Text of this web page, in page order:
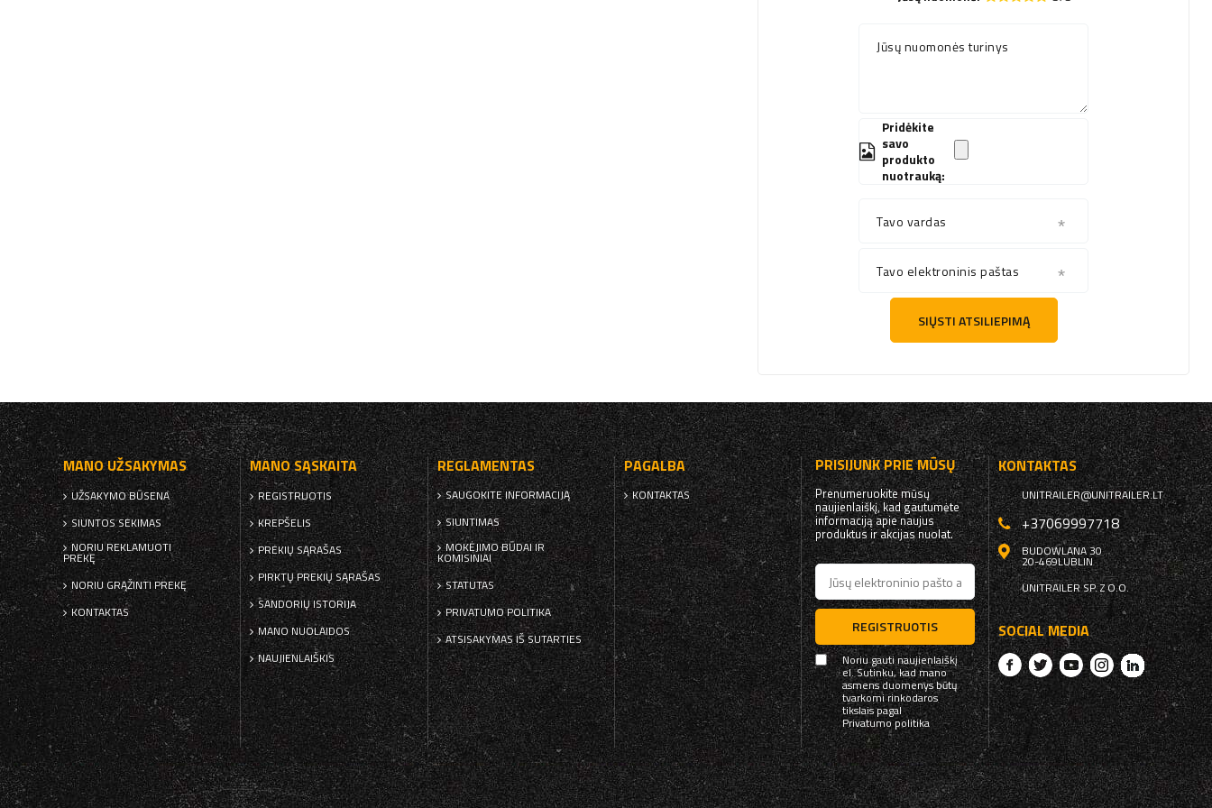
Jūsų nuomonės turinys
Pridėkite
savo
produkto
nuotrauką:
Tavo vardas
Tavo elektroninis paštas
SIŲSTI ATSILIEPIMĄ
MANO UŽSAKYMAS
UŽSAKYMO BŪSENA
SIUNTOS SEKIMAS
NORIU REKLAMUOTI
PREKĘ
NORIU GRĄŽINTI PREKĘ
KONTAKTAS
MANO SĄSKAITA
REGISTRUOTIS
KREPŠELIS
PREKIŲ SĄRAŠAS
PIRKTŲ PREKIŲ SĄRAŠAS
SANDORIŲ ISTORIJA
MANO NUOLAIDOS
NAUJIENLAIŠKIS
REGLAMENTAS
SAUGOKITE INFORMACIJĄ
SIUNTIMAS
MOKĖJIMO BŪDAI IR
KOMISINIAI
STATUTAS
PRIVATUMO POLITIKA
ATSISAKYMAS IŠ SUTARTIES
PAGALBA
KONTAKTAS
PRISIJUNK PRIE MŪSŲ
Prenumeruokite mūsų
naujienlaiškį, kad gautumėte
informaciją apie naujus
produktus ir akcijas nuolat.
REGISTRUOTIS
Noriu gauti naujienlaiškį
el. Sutinku, kad mano
asmens duomenys būtų
tvarkomi rinkodaros
tikslais pagal
Privatumo politika
KONTAKTAS
UNITRAILER@UNITRAILER.LT
+37069997718
BUDOWLANA 30
20-469LUBLIN
UNITRAILER SP. Z O.O.
SOCIAL MEDIA